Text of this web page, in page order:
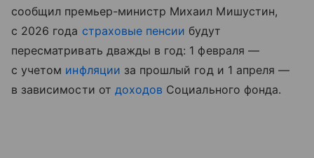
сообщил премьер-министр Михаил Мишустин,
с 2026 года страховые пенсии будут
пересматривать дважды в год: 1 февраля —
с учетом инфляции за прошлый год и 1 апреля —
в зависимости от доходов Социального фонда.